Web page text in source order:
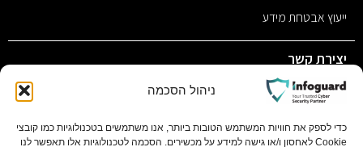
ניהול הסכמה
כדי לספק את חוויות המשתמש הטובות ביותר, אנו משתמשים בטכנולוגיות כמו קובצי
Cookie לאחסון ו/או גישה למידע על מכשירים. הסכמה לטכנולוגיות אלו תאפשר לנו
ייעוץ אבטחת מידע
יצירת קשר
sales@infoguard.co.il
077-9011117